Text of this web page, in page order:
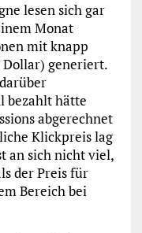
lesen sich gar
Monat
mit knapp
Dollar) generiert.
bezahlt hätte
abgerechnet
Klickpreis lag
an sich nicht viel,
der Preis für
Bereich bei